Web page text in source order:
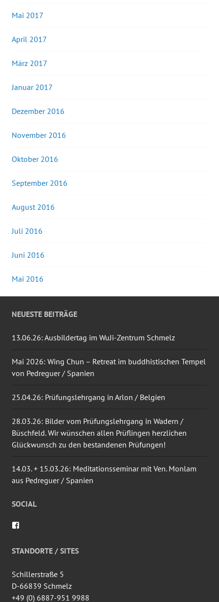
Mai 2017
April 2017
März 2017
Januar 2017
Dezember 2016
November 2016
Oktober 2016
September 2016
August 2016
Juli 2016
Juni 2016
Mai 2016
NEUESTE BEITRÄGE
13.06.26: Ausbildertag im WuJi-Zentrum Schmelz
Mai 2026: Wing Chun – Retreat im buddhistischen Tempel
von Pedreguer / Spanien
25.04.26: Prüfungslehrgang in Arlon / Belgien
28.03.26: Bilder vom Prüfungslehrgang in Wadern /
Büschfeld. Wir wünschen allen Prüflingen herzlichen
Glückwunsch zu den bestandenen Prüfungen!
14.03. + 15.03.26: Meditationsseminar mit Ven. Monlam
aus Pedreguer / Spanien
SOCIAL
auf
Facebook
STANDORTE / SITES
Schillerstraße 5
D-66839 Schmelz
+49 (0) 6887-951 9988